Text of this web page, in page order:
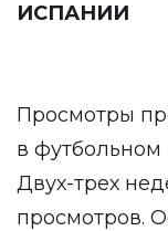
ИСПАНИИ
Просмотры
в
Двух-трех
просмотров.